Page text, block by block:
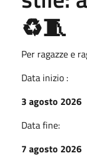
♻️🧵
Per ragazze e
Data inizio :
3 agosto 2026
Data fine:
7 agosto 2026